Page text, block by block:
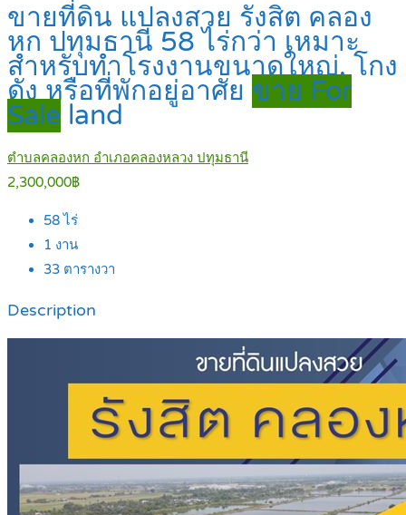
ขายที่ดิน แปลงสวย รังสิต คลอง
หก ปทุมธานี 58 ไร่กว่า เหมาะ
สำหรับทำโรงงานขนาดใหญ่, โกง
ดัง หรือที่พักอยู่อาศัย ขาย For
Sale land
ตำบลคลองหก อำเภอคลองหลวง ปทุมธานี
2,300,000฿
58ไร่
1 งาน
33 ตารางวา
Description